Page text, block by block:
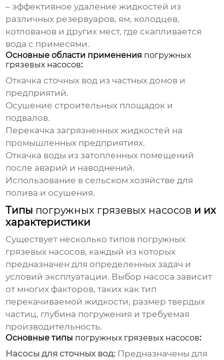
– эффективное удаление жидкостей из
различных резервуаров, ям, колодцев,
котлованов и других мест, где скапливается
вода с примесями.
Основные области применения погружных
грязевых насосов:
Откачка сточных вод из частных домов и
предприятий.
Осушение строительных площадок и
подвалов.
Перекачка загрязненных жидкостей на
промышленных предприятиях.
Откачка воды из затопленных помещений
после аварий и наводнений.
Использование в сельском хозяйстве для
полива и осушения.
Типы погружных грязевых насосов и их
характеристики
Существует несколько типов погружных
грязевых насосов, каждый из которых
предназначен для определенных задач и
условий эксплуатации. Выбор насоса зависит
от многих факторов, таких как тип
перекачиваемой жидкости, размер твердых
частиц, глубина погружения и требуемая
производительность.
Основные типы погружных грязевых насосов:
Насосы для сточных вод: Предназначены для